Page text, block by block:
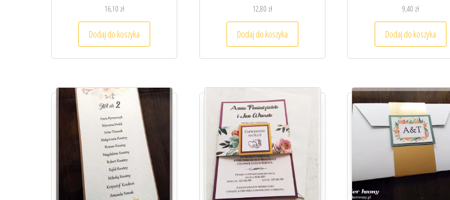
16,10 zł
Dodaj do koszyka
12,80 zł
Dodaj do koszyka
9,40 zł
Dodaj do koszyka